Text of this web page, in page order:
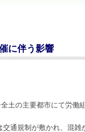
に伴う影響
土の主要都市にて労
通規制が敷かれ、混雑